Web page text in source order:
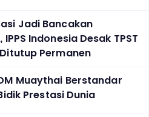
Jadi Bancakan
Indonesia Desak TPST
Permanen
Muaythai Berstandar
Prestasi Dunia